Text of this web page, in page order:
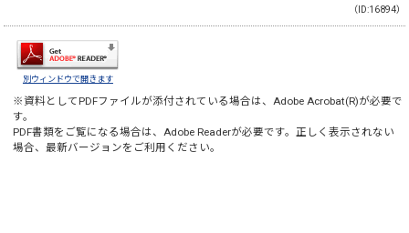
（ID:16894）
別ウィンドウで開きます
※資料としてPDFファイルが添付されている場合は、 Adobe Acrobat(R)が必要で
す。
PDF書類をご覧になる場合は、 Adobe Readerが必要です。正しく表示されない
場合、最新バージョンをご利用ください。